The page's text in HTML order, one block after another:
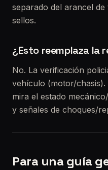
separado del arancel
sellos.
¿Esto reemplaza la
No. La verificación
vehículo (motor/
mira el estado
y señales de choques/
Para una guía